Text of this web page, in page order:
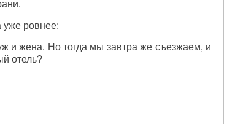
уже ровнее:
и жена. Но тогда мы завтра же съезжаем, и
отель?